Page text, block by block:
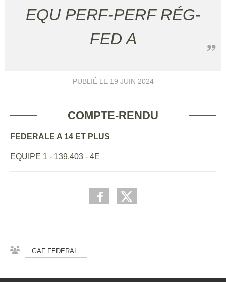
EQU PERF-PERF RÉG-
FED A
PUBLIÉ LE 19 JUIN 2024
COMPTE-RENDU
FEDERALE A 14 ET PLUS
EQUIPE 1 - 139.403 - 4E
GAF FEDERAL